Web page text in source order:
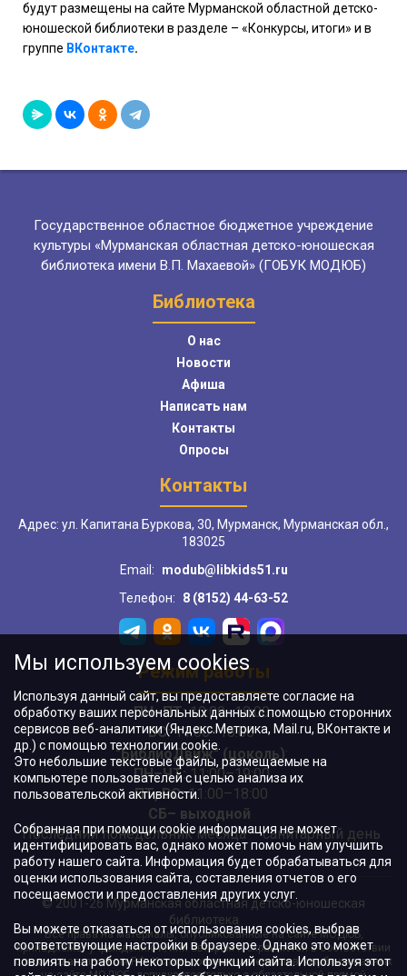
будут размещены на сайте Мурманской областной детско-
юношеской библиотеки в разделе – «Конкурсы, итоги» и в
группе ВКонтакте.
Государственное областное бюджетное учреждение
культуры «Мурманская областная детско-юношеская
библиотека имени В.П. Махаевой» (ГОБУК МОДЮБ)
Библиотека
О нас
Новости
Афиша
Написать нам
Контакты
Опросы
Контакты
Адрес: ул. Капитана Буркова, 30, Мурманск, Мурманская обл.,
183025
Email:
modub@libkids51.ru
Телефон:
8 (8152) 44-63-52
Режим работы
ПН–ПТ:10:00–18:00
ВС:11:00–18:00
"БиблиоДвиж" (цоколь):
ПН–ЧТ:11:00–19:00
ПТ, ВС:11:00–18:00
СБ– выходной
Последний понедельник месяца – санитарный день
© 2001-26 Мурманская областная детско-юношеская
библиотека
Все права на материалы, опубликованные на сайте МОДЮБ,
принадлежат учреждению и/или авторам и охраняются в соответствии
с законодательством РФ. Использование материалов, опубликованных
Мы используем cookies
Используя данный сайт, вы предоставляете согласие на
обработку ваших персональных данных с помощью сторонних
сервисов веб-аналитики (Яндекс.Метрика, Mail.ru, ВКонтакте и
др.) с помощью технологии cookie.
Это небольшие текстовые файлы, размещаемые на
компьютере пользователей с целью анализа их
пользовательской активности.
Собранная при помощи cookie информация не может
идентифицировать вас, однако может помочь нам улучшить
работу нашего сайта. Информация будет обрабатываться для
оценки использования сайта, составления отчетов о его
посещаемости и предоставления других услуг.
Вы можете отказаться от использования cookies, выбрав
соответствующие настройки в браузере. Однако это может
повлиять на работу некоторых функций сайта. Используя этот